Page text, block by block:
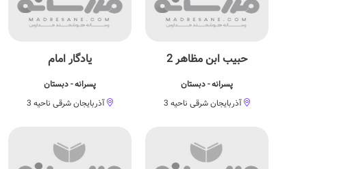
حبیب ابن مظاهر 2
پسرانه - دبستان
آذربایجان شرقی ناحیه 3
یادگار امام
پسرانه - دبستان
آذربایجان شرقی ناحیه 3